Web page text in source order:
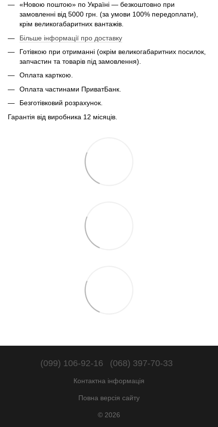
«Новою поштою» по Україні — безкоштовно при
замовленні від 5000 грн. (за умови 100% передоплати),
крім великогабаритних вантажів.
Більше інформації про доставку
Готівкою при отриманні (окрім великогабаритних посилок,
запчастин та товарів під замовлення).
Оплата карткою.
Оплата частинами ПриватБанк.
Безготівковий розрахунок.
Гарантія від виробника 12 місяців.
(099) 106-92-16 (068) 397-70-33
Контактна інформація
Повна версія сайту
© 2026